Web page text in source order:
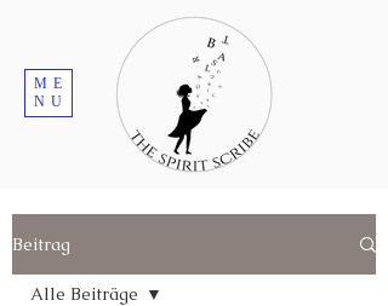
ME
NU
Beitrag
Alle Beiträge